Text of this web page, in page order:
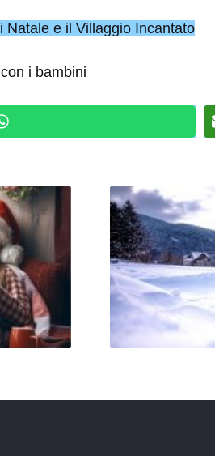
Natale e il Villaggio Incantato
con i bambini